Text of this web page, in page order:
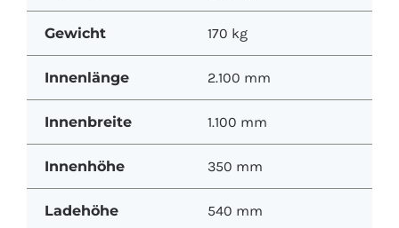
Gewicht 170 kg
Innenlänge 2.100 mm
Innenbreite 1.100 mm
Innenhöhe 350 mm
Ladehöhe 540 mm